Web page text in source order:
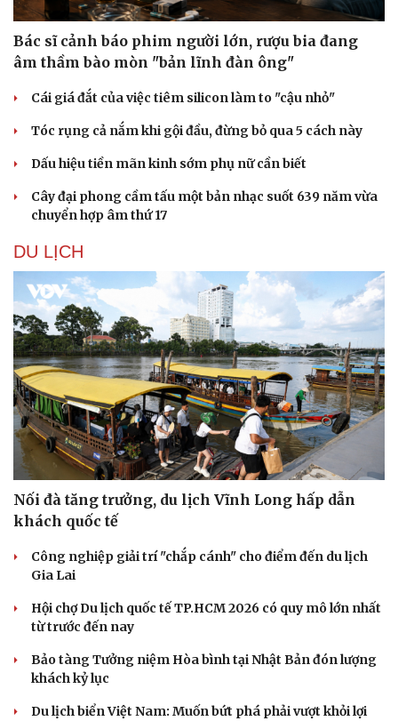
Cải chính
Bác sĩ cảnh báo phim người lớn, rượu bia đang
âm thầm bào mòn "bản lĩnh đàn ông"
Cái giá đắt của việc tiêm silicon làm to "cậu nhỏ"
Tóc rụng cả nắm khi gội đầu, đừng bỏ qua 5 cách này
Dấu hiệu tiền mãn kinh sớm phụ nữ cần biết
Cây đại phong cầm tấu một bản nhạc suốt 639 năm vừa
chuyển hợp âm thứ 17
DU LỊCH
Nối đà tăng trưởng, du lịch Vĩnh Long hấp dẫn
khách quốc tế
Công nghiệp giải trí "chắp cánh" cho điểm đến du lịch
Gia Lai
Hội chợ Du lịch quốc tế TP.HCM 2026 có quy mô lớn nhất
từ trước đến nay
Bảo tàng Tưởng niệm Hòa bình tại Nhật Bản đón lượng
khách kỷ lục
Du lịch biển Việt Nam: Muốn bứt phá phải vượt khỏi lợi